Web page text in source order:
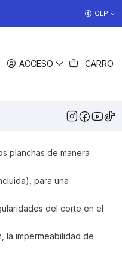
ACCESO CARRO
CLP
planchas de manera
para una
del corte en el
la impermeabilidad de